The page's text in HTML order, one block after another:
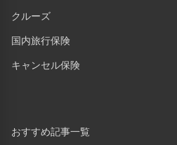
クルーズ
国内旅行保険
キャンセル保険
おすすめ記事一覧